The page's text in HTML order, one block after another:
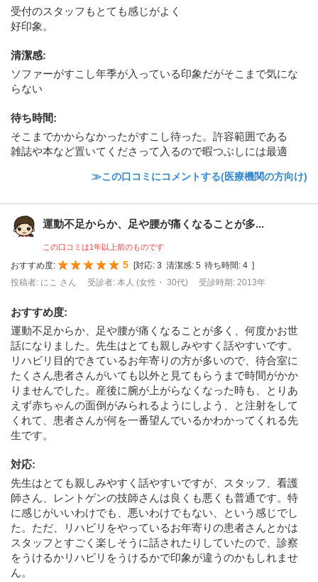
受付のスタッフもとても感じがよく
好印象。
清潔感:
ソファーがすこし年季が入っている印象だがそこまで気にな
らない
待ち時間:
そこまでかからなかったがすこし待った。許容範囲である
雑誌や本など置いてくださって入るので暇つぶしには最適
≫この口コミにコメントする(医療機関の方向け)
運動不足からか、足や腰が痛くなることが多...
この口コミは1年以上前のものです
おすすめ度: 5 [対応: 3 清潔感: 5 待ち時間: 4 ]
投稿者: にこ さん
受診者: 本人 (女性・ 30代) 受診時期: 2013年
おすすめ度:
運動不足からか、足や腰が痛くなることが多く、何度かお世
話になりました。先生はとても親しみやすく話やすいです。
リハビリ目的できているお年寄りの方が多いので、待合室に
たくさん患者さんがいても以外と見てもらうまで時間がかか
りませんでした。産後に腕が上がらなくなった時も、とりあ
えず赤ちゃんの面倒がみられるようにしよう、と注射をして
くれて、患者さんが何を一番望んでいるかわかってくれる先
生です。
対応:
先生はとても親しみやすく話やすいですが、スタッフ、看護
師さん、レントゲンの技師さんは良くも悪くも普通です。特
に感じがいいわけでも、悪いわけでもない、という感じでし
た。ただ、リハビリをやっているお年寄りの患者さんとかは
スタッフとすごく楽しそうに話されたりしていたので、診察
をうけるかリハビリをうけるかで印象が違うのかもしれませ
ん。